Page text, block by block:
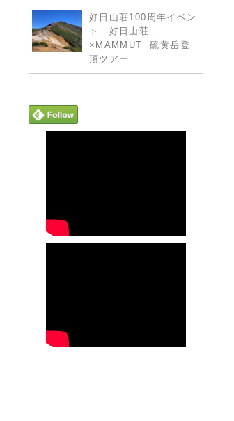
好日山荘100周年イベン
ト 好日山荘
×MAMMUT 硫黄岳登
頂ツアー